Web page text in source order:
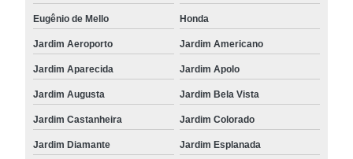
Eugênio de Mello Honda
Jardim Aeroporto Jardim Americano
Jardim Aparecida Jardim Apolo
Jardim Augusta Jardim Bela Vista
Jardim Castanheira Jardim Colorado
Jardim Diamante Jardim Esplanada